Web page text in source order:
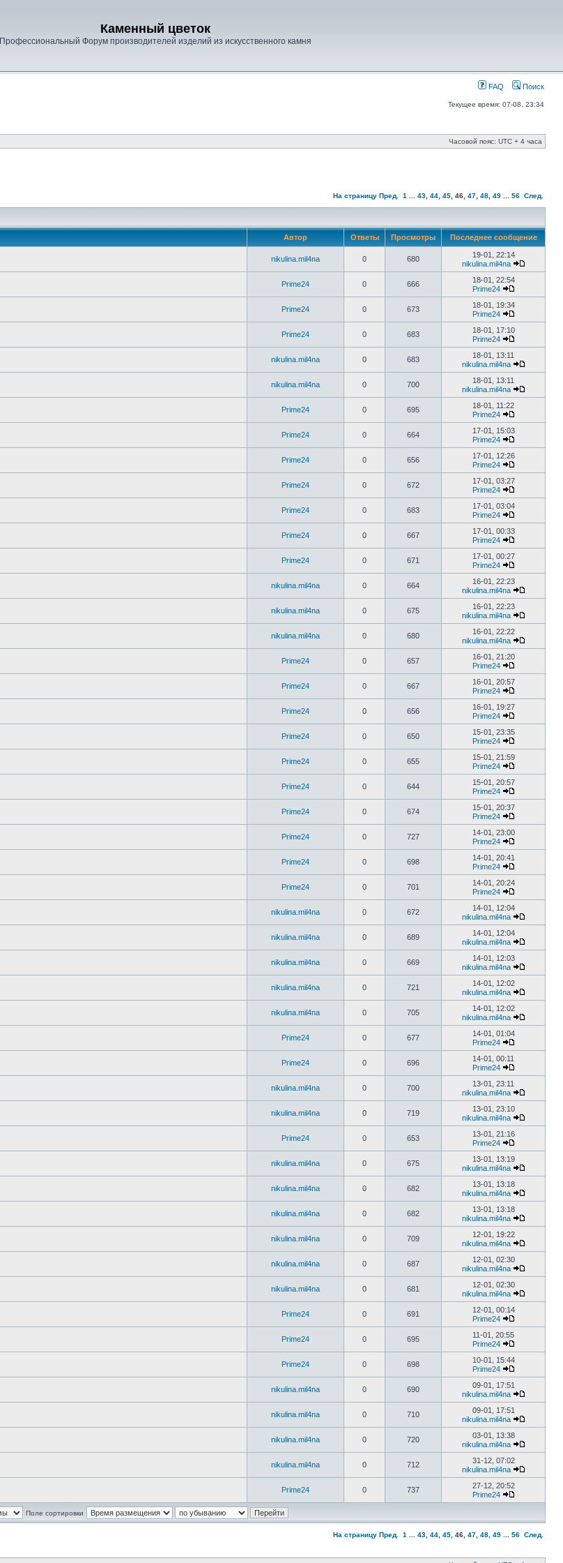
Каменный цветок
Профессиональный Форум производителей изделий из искусственного камня
FAQ Поиск
Текущее время: 07-08, 23:34
Часовой пояс: UTC + 4 часа
На страницу Пред. 1 43 44 45 46 47 48 49 56 След.
Автор Ответы Просмотры Последнее сообщение
nikulina.mil4na 0 680
19-01, 22:14
nikulina.mil4na
Prime24 0 666
18-01, 22:54
Prime24
Prime24 0 673
18-01, 19:34
Prime24
Prime24 0 683
18-01, 17:10
Prime24
nikulina.mil4na 0 683
18-01, 13:11
nikulina.mil4na
nikulina.mil4na 0 700
18-01, 13:11
nikulina.mil4na
Prime24 0 695
18-01, 11:22
Prime24
Prime24 0 664
17-01, 15:03
Prime24
Prime24 0 656
17-01, 12:26
Prime24
Prime24 0 672
17-01, 03:27
Prime24
Prime24 0 683
17-01, 03:04
Prime24
Prime24 0 667
17-01, 00:33
Prime24
Prime24 0 671
17-01, 00:27
Prime24
nikulina.mil4na 0 664
16-01, 22:23
nikulina.mil4na
nikulina.mil4na 0 675
16-01, 22:23
nikulina.mil4na
nikulina.mil4na 0 680
16-01, 22:22
nikulina.mil4na
Prime24 0 657
16-01, 21:20
Prime24
Prime24 0 667
16-01, 20:57
Prime24
Prime24 0 656
16-01, 19:27
Prime24
Prime24 0 650
15-01, 23:35
Prime24
Prime24 0 655
15-01, 21:59
Prime24
Prime24 0 644
15-01, 20:57
Prime24
Prime24 0 674
15-01, 20:37
Prime24
Prime24 0 727
14-01, 23:00
Prime24
Prime24 0 698
14-01, 20:41
Prime24
Prime24 0 701
14-01, 20:24
Prime24
nikulina.mil4na 0 672
14-01, 12:04
nikulina.mil4na
nikulina.mil4na 0 689
14-01, 12:04
nikulina.mil4na
nikulina.mil4na 0 669
14-01, 12:03
nikulina.mil4na
nikulina.mil4na 0 721
14-01, 12:02
nikulina.mil4na
nikulina.mil4na 0 705
14-01, 12:02
nikulina.mil4na
Prime24 0 677
14-01, 01:04
Prime24
Prime24 0 696
14-01, 00:11
Prime24
nikulina.mil4na 0 700
13-01, 23:11
nikulina.mil4na
nikulina.mil4na 0 719
13-01, 23:10
nikulina.mil4na
Prime24 0 653
13-01, 21:16
Prime24
nikulina.mil4na 0 675
13-01, 13:19
nikulina.mil4na
nikulina.mil4na 0 682
13-01, 13:18
nikulina.mil4na
nikulina.mil4na 0 682
13-01, 13:18
nikulina.mil4na
nikulina.mil4na 0 709
12-01, 19:22
nikulina.mil4na
nikulina.mil4na 0 687
12-01, 02:30
nikulina.mil4na
nikulina.mil4na 0 681
12-01, 02:30
nikulina.mil4na
Prime24 0 691
12-01, 00:14
Prime24
Prime24 0 695
11-01, 20:55
Prime24
Prime24 0 698
10-01, 15:44
Prime24
nikulina.mil4na 0 690
09-01, 17:51
nikulina.mil4na
nikulina.mil4na 0 710
09-01, 17:51
nikulina.mil4na
nikulina.mil4na 0 720
03-01, 13:38
nikulina.mil4na
nikulina.mil4na 0 712
31-12, 07:02
nikulina.mil4na
Prime24 0 737
27-12, 20:52
Prime24
Поле сортировки
На страницу Пред. 1 43 44 45 46 47 48 49 56 След.